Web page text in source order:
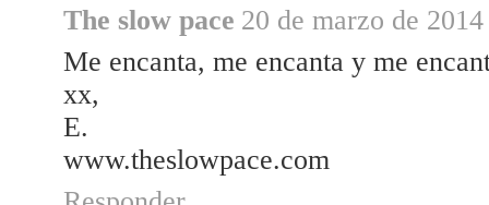
The slow pace 20 de marzo de
Me encanta, me encanta y me
xx,
E.
www.theslowpace.com